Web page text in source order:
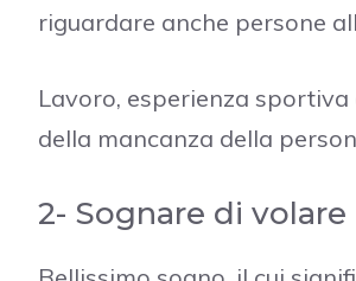
riguardare anche persone
Lavoro, esperienza
della mancanza della
2- Sognare di volare